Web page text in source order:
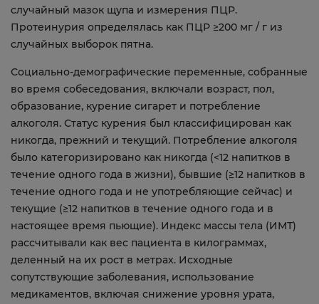
случайный мазок щупа и измерения ПЦР.
Протеинурия определялась как ПЦР ≥200 мг / г из
случайных выборок пятна.
Социально-демографические переменные, собранные
во время собеседования, включали возраст, пол,
образование, курение сигарет и потребление
алкоголя. Статус курения был классифицирован как
никогда, прежний и текущий. Потребление алкоголя
было категоризировано как никогда (<12 напитков в
течение одного года в жизни), бывшие (≥12 напитков в
течение одного года и не употребляющие сейчас) и
текущие (≥12 напитков в течение одного года и в
настоящее время пьющие). Индекс массы тела (ИМТ)
рассчитывали как вес пациента в килограммах,
деленный на их рост в метрах. Исходные
сопутствующие заболевания, использование
медикаментов, включая снижение уровня урата,